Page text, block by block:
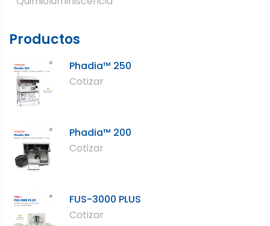
Productos
Phadia™ 250
Cotizar
Phadia™ 200
Cotizar
FUS-3000 PLUS
Cotizar